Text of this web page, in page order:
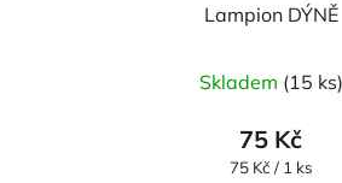
Lampion DÝNĚ
Skladem (15 ks)
75 Kč
Měrná
75 Kč / 1 ks